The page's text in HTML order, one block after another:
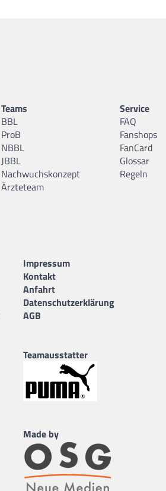
Teams
BBL
ProB
NBBL
JBBL
Nachwuchskonzept
Ärzteteam
Service
FAQ
Fanshops
FanCard
Glossar
Regeln
Impressum
Kontakt
Anfahrt
Datenschutzerklärung
AGB
Teamausstatter
Made by